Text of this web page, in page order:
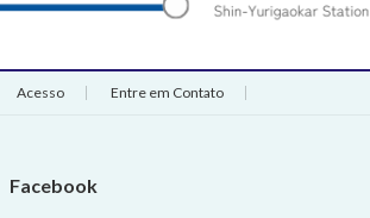
Acesso Entre em Contato
Facebook